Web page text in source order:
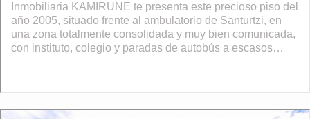
Inmobiliaria KAMIRUNE te presenta este precioso piso del
año 2005, situado frente al ambulatorio de Santurtzi, en
una zona totalmente consolidada y muy bien comunicada,
con instituto, colegio y paradas de autobús a escasos